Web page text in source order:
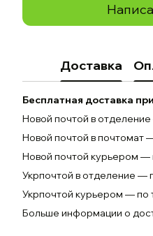
Доставка
Бесплатная доставка
Новой почтой в
Новой почтой в почтомат
Новой почтой курьером —
Укрпочтой в отделение —
Укрпочтой курьером — по
Больше информации о